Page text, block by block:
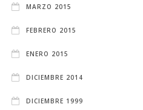
MARZO 2015
FEBRERO 2015
ENERO 2015
DICIEMBRE 2014
DICIEMBRE 1999